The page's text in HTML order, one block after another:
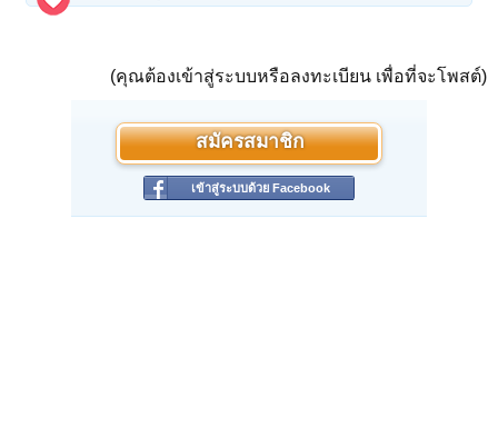
(คุณต้องเข้าสู่ระบบหรือลงทะเบียน เพื่อที่จะโพสต์)
สมัครสมาชิก
เข้าสู่ระบบด้วย Facebook